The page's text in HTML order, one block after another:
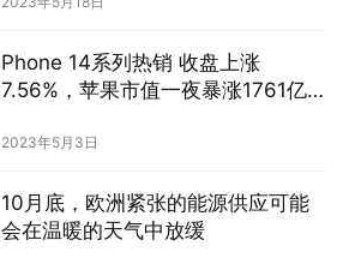
Phone 14系列热销 收盘上涨
7.56%，苹果市值一夜暴涨1761亿
2023年5月3日
10月底，欧洲紧张的能源供应可能
会在温暖的天气中放缓